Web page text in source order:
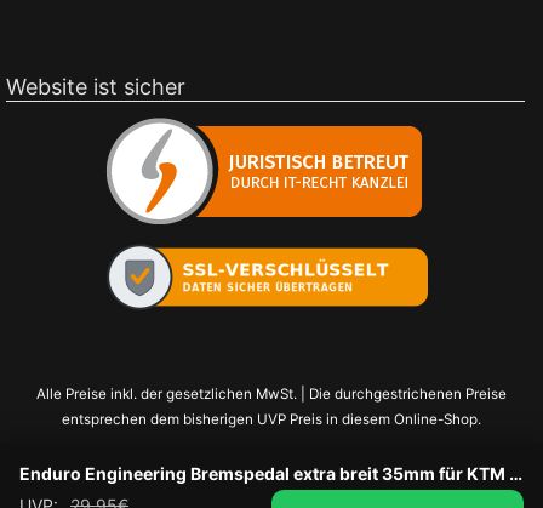
Website ist sicher
Alle Preise inkl. der gesetzlichen MwSt. | Die durchgestrichenen Preise
entsprechen dem bisherigen UVP Preis in diesem Online-Shop.
Enduro Engineering Bremspedal extra breit 35mm für KTM SX-F 16- EXC-F 17-, Husqvarna FC/TC 16-, FE/TE 17-